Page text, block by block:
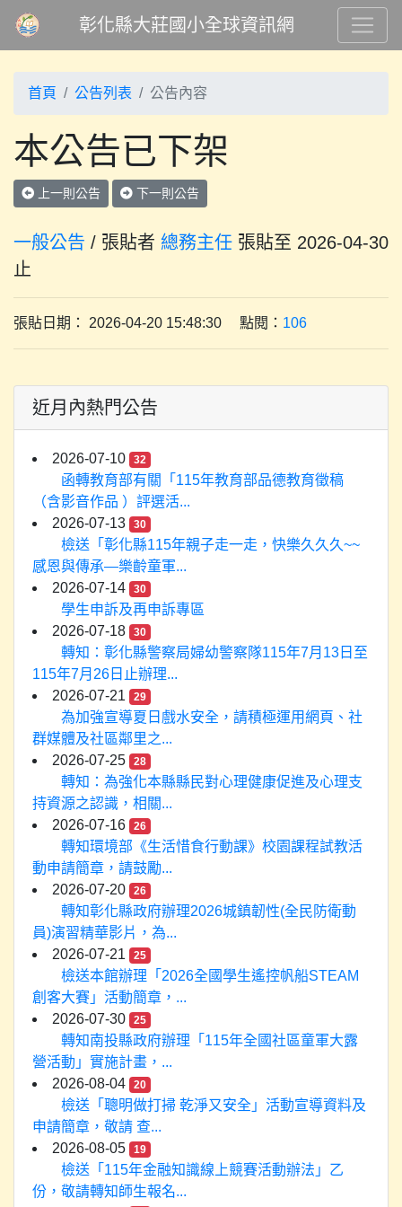
彰化縣大莊國小全球資訊網
首頁 公告列表 公告內容
本公告已下架
上一則公告 下一則公告
一般公告 / 張貼者 總務主任 張貼至 2026-04-30
止
張貼日期： 2026-04-20 15:48:30 點閱： 106
近月內熱門公告
2026-07-10 32
函轉教育部有關「115年教育部品德教育徵稿
（含影音作品 ）評選活...
2026-07-13
30
檢送「彰化縣115年親子走一走，快樂久久久~~
感恩與傳承—樂齡童軍...
2026-07-14
30
學生申訴及再申訴專區
2026-07-18
30
轉知：彰化縣警察局婦幼警察隊115年7月13日至
115年7月26日止辦理...
2026-07-21
29
為加強宣導夏日戲水安全，請積極運用網頁、社
群媒體及社區鄰里之...
2026-07-25
28
轉知：為強化本縣縣民對心理健康促進及心理支
持資源之認識，相關...
2026-07-16
26
轉知環境部《生活惜食行動課》校園課程試教活
動申請簡章，請鼓勵...
2026-07-20
26
轉知彰化縣政府辦理2026城鎮韌性(全民防衛動
員)演習精華影片，為...
2026-07-21
25
檢送本館辦理「2026全國學生遙控帆船STEAM
創客大賽」活動簡章，...
2026-07-30
25
轉知南投縣政府辦理「115年全國社區童軍大露
營活動」實施計畫，...
2026-08-04
20
檢送「聰明做打掃 乾淨又安全」活動宣導資料及
申請簡章，敬請 查...
2026-08-05
19
檢送「115年金融知識線上競賽活動辦法」乙
份，敬請轉知師生報名...